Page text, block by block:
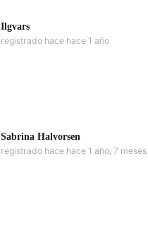
Ilgvars
registrado hace hace 1 año
Sabrina Halvorsen
registrado hace hace 1 año, 7 meses